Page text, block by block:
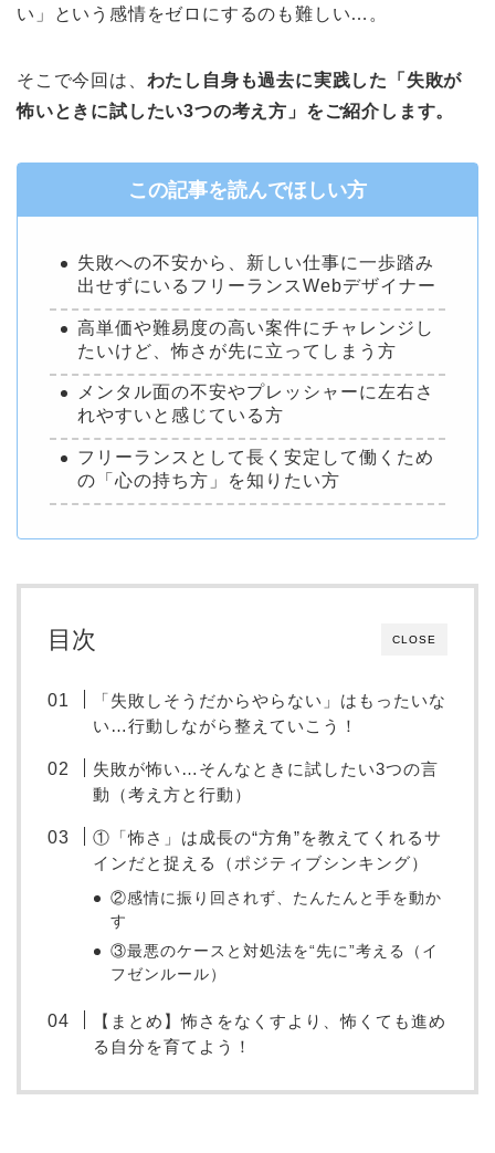
い」という感情をゼロにするのも難しい…。
そこで今回は、 わたし自身も過去に実践した「失敗が
怖いときに試したい3つの考え方」をご紹介します。
この記事を読んでほしい方
失敗への不安から、新しい仕事に一歩踏み
出せずにいるフリーランスWebデザイナー
高単価や難易度の高い案件にチャレンジし
たいけど、怖さが先に立ってしまう方
メンタル面の不安やプレッシャーに左右さ
れやすいと感じている方
フリーランスとして長く安定して働くため
の「心の持ち方」を知りたい方
CLOSE
目次
「失敗しそうだからやらない」はもったいな
い…行動しながら整えていこう！
失敗が怖い…そんなときに試したい3つの言
動（考え方と行動）
①「怖さ」は成長の“方角”を教えてくれるサ
インだと捉える（ポジティブシンキング）
②感情に振り回されず、たんたんと手を動か
す
③最悪のケースと対処法を“先に”考える（イ
フゼンルール）
【まとめ】怖さをなくすより、怖くても進め
る自分を育てよう！